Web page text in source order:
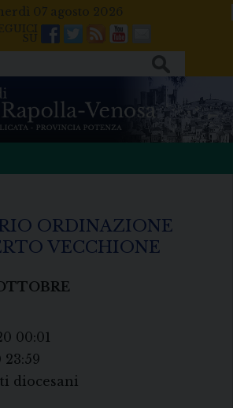
07 agosto 2026
Facebook
Twitter
FeedsYoutube
Mail
ORDINAZIONE
VECCHIONE
00:01
23:59
diocesani